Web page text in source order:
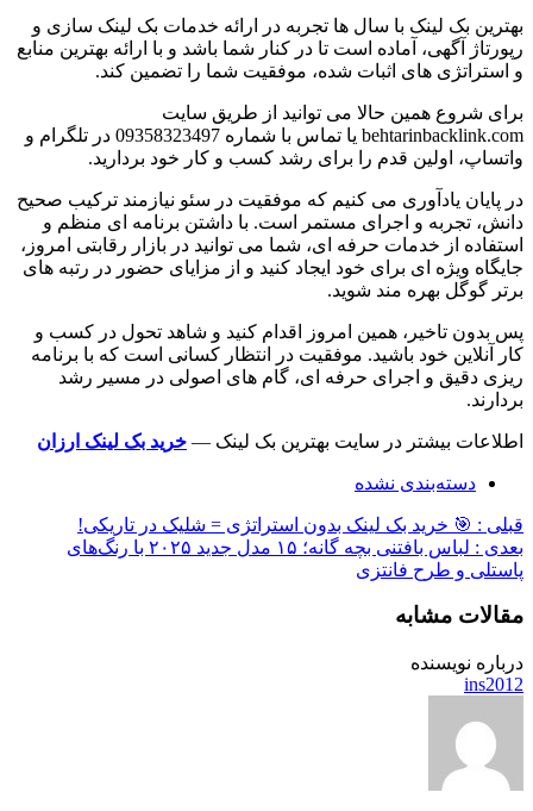
بهترین بک لینک با سال ها تجربه در ارائه خدمات بک لینک سازی و
رپورتاژ آگهی، آماده است تا در کنار شما باشد و با ارائه بهترین منابع
و استراتژی های اثبات شده، موفقیت شما را تضمین کند.
برای شروع همین حالا می توانید از طریق سایت
behtarinbacklink.com یا تماس با شماره 09358323497 در تلگرام و
واتساپ، اولین قدم را برای رشد کسب و کار خود بردارید.
در پایان یادآوری می کنیم که موفقیت در سئو نیازمند ترکیب صحیح
دانش، تجربه و اجرای مستمر است. با داشتن برنامه ای منظم و
استفاده از خدمات حرفه ای، شما می توانید در بازار رقابتی امروز،
جایگاه ویژه ای برای خود ایجاد کنید و از مزایای حضور در رتبه های
برتر گوگل بهره مند شوید.
پس بدون تاخیر، همین امروز اقدام کنید و شاهد تحول در کسب و
کار آنلاین خود باشید. موفقیت در انتظار کسانی است که با برنامه
ریزی دقیق و اجرای حرفه ای، گام های اصولی در مسیر رشد
بردارند.
اطلاعات بیشتر در سایت بهترین بک لینک — خرید بک لینک ارزان
دسته‌بندی نشده
قبلی : 🎯 خرید بک لینک بدون استراتژی = شلیک در تاریکی!
بعدی :
لباس بافتنی بچه گانه؛ ۱۵ مدل جدید ۲۰۲۵ با رنگ‌های
پاستلی و طرح فانتزی
مقالات مشابه
درباره نویسنده
ins2012